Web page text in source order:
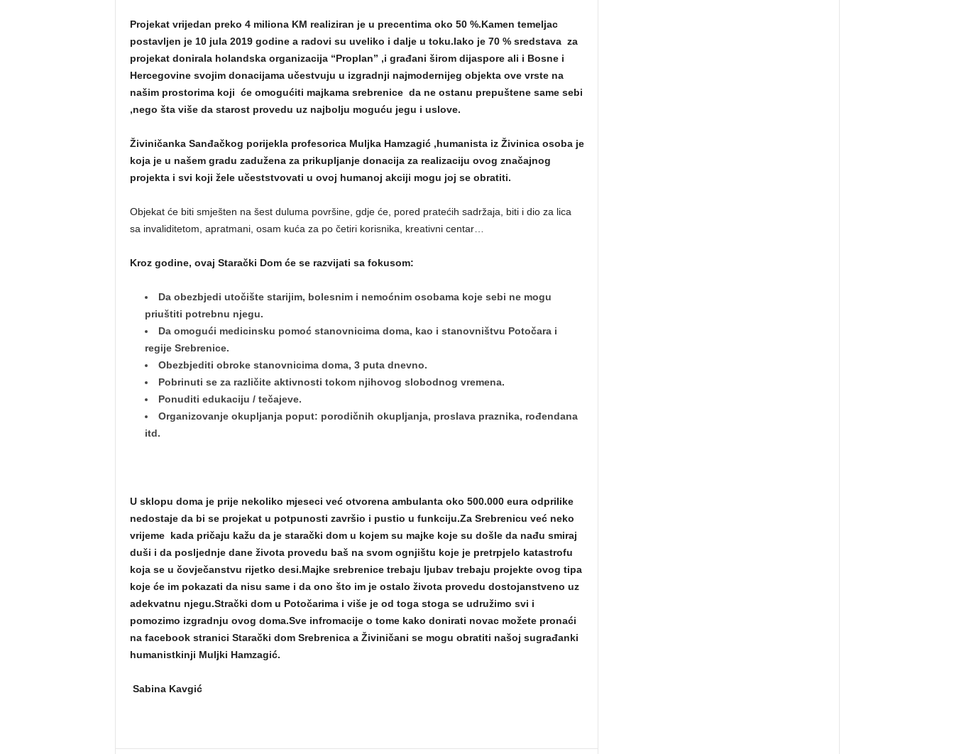
Projekat vrijedan preko 4 miliona KM realiziran je u precentima oko 50 %.Kamen temeljac
postavljen je 10 jula 2019 godine a radovi su uveliko i dalje u toku.Iako je 70 % sredstava za
projekat donirala holandska organizacija “Proplan” ,i građani širom dijaspore ali i Bosne i
Hercegovine svojim donacijama učestvuju u izgradnji najmodernijeg objekta ove vrste na
našim prostorima koji će omogućiti majkama srebrenice da ne ostanu prepuštene same sebi
,nego šta više da starost provedu uz najbolju moguću jegu i uslove.
Živiničanka Sanđačkog porijekla profesorica Muljka Hamzagić ,humanista iz Živinica osoba je
koja je u našem gradu zadužena za prikupljanje donacija za realizaciju ovog značajnog
projekta i svi koji žele učeststvovati u ovoj humanoj akciji mogu joj se obratiti.
Objekat će biti smješten na šest duluma površine, gdje će, pored pratećih sadržaja, biti i dio za lica
sa invaliditetom, apratmani, osam kuća za po četiri korisnika, kreativni centar…
Kroz godine, ovaj Starački Dom će se razvijati sa fokusom:
Da obezbjedi utočište starijim, bolesnim i nemoćnim osobama koje sebi ne mogu
priuštiti potrebnu njegu.
Da omogući medicinsku pomoć stanovnicima doma, kao i stanovništvu Potočara i
regije Srebrenice.
Obezbjediti obroke stanovnicima doma, 3 puta dnevno.
Pobrinuti se za različite aktivnosti tokom njihovog slobodnog vremena.
Ponuditi edukaciju / tečajeve.
Organizovanje okupljanja poput: porodičnih okupljanja, proslava praznika, rođendana
itd.
U sklopu doma je prije nekoliko mjeseci već otvorena ambulanta oko 500.000 eura odprilike
nedostaje da bi se projekat u potpunosti završio i pustio u funkciju.Za Srebrenicu već neko
vrijeme kada pričaju kažu da je starački dom u kojem su majke koje su došle da nađu smiraj
duši i da posljednje dane života provedu baš na svom ognjištu koje je pretrpjelo katastrofu
koja se u čovječanstvu rijetko desi.Majke srebrenice trebaju ljubav trebaju projekte ovog tipa
koje će im pokazati da nisu same i da ono što im je ostalo života provedu dostojanstveno uz
adekvatnu njegu.Strački dom u Potočarima i više je od toga stoga se udružimo svi i
pomozimo izgradnju ovog doma.Sve infromacije o tome kako donirati novac možete pronaći
na facebook stranici Starački dom Srebrenica a Živiničani se mogu obratiti našoj sugrađanki
humanistkinji Muljki Hamzagić.
Sabina Kavgić